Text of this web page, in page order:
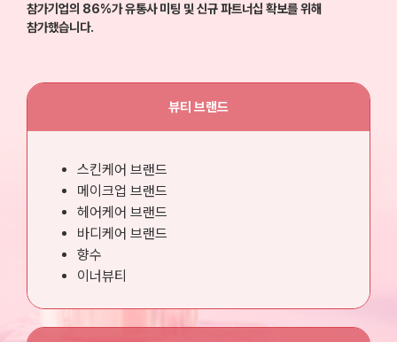
참가기업의 86%가 유통사 미팅 및 신규 파트너십 확보를 위해
참가했습니다.
뷰티 브랜드
스킨케어 브랜드
메이크업 브랜드
헤어케어 브랜드
바디케어 브랜드
향수
이너뷰티